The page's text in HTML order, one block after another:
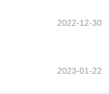
2022-12-30
2023-01-22